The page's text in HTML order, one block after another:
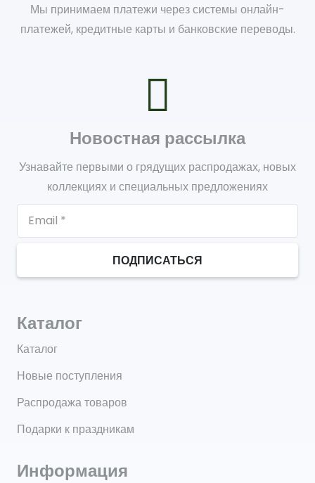
Мы принимаем платежи через системы онлайн-
платежей, кредитные карты и банковские переводы.
Новостная рассылка
Узнавайте первыми о грядущих распродажах, новых
коллекциях и специальных предложениях
ПОДПИСАТЬСЯ
Каталог
Каталог
Новые поступления
Распродажа товаров
Подарки к праздникам
Информация